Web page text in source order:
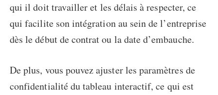
qui il doit travailler et les délais à respecter, ce
qui facilite son intégration au sein de l’entreprise
dès le début de contrat ou la date d’embauche.
De plus, vous pouvez ajuster les paramètres de
confidentialité du tableau interactif, ce qui est